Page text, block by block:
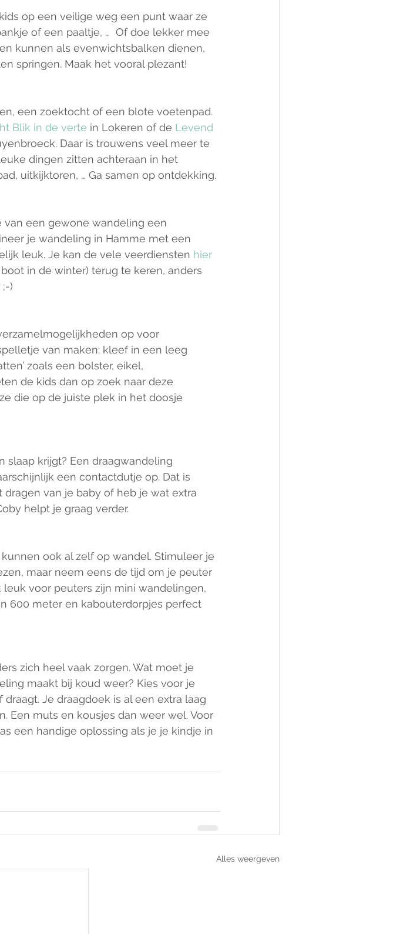
op een veilige weg een punt waar ze
of een paaltje, …  Of doe lekker mee
kunnen als evenwichtsbalken dienen,
springen. Maak het vooral plezant!
een zoektocht of een blote voetenpad.
Blik in de verte in Lokeren of de Levend
Daar is trouwens veel meer te
dingen zitten achteraan in het
uitkijktoren, … Ga samen op ontdekking.
van een gewone wandeling een
je wandeling in Hamme met een
leuk. Je kan de vele veerdiensten hier
in de winter) terug te keren, anders
)
op voor
van maken: kleef in een leeg
zoals een bolster, eikel,
de kids dan op zoek naar deze
die op de juiste plek in het doosje
slaap krijgt? Een draagwandeling
een contactdutje op. Dat is
van je baby of heb je wat extra
helpt je graag verder.
ook al zelf op wandel. Stimuleer je
maar neem eens de tijd om je peuter
voor peuters zijn mini wandelingen,
600 meter en kabouterdorpjes perfect
zich heel vaak zorgen. Wat moet je
maakt bij koud weer? Kies voor je
Je draagdoek is al een extra laag
Een muts en kousjes dan weer wel. Voor
een handige oplossing als je je kindje in
Alles weergeven